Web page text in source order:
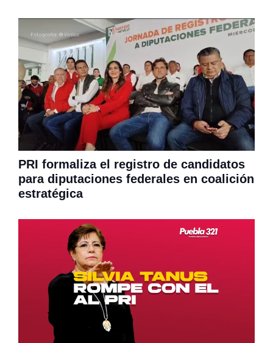
PRI formaliza el registro de candidatos
para diputaciones federales en coalición
estratégica